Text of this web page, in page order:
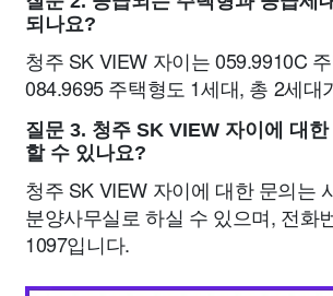
되나요?
청주 SK VIEW 자이는 059.9910C
084.9695 주택형도 1세대, 총 2세대
질문 3. 청주 SK VIEW 자이에 대한
할 수 있나요?
청주 SK VIEW 자이에 대한 문의는
분양사무실로 하실 수 있으며, 전화
1097입니다.